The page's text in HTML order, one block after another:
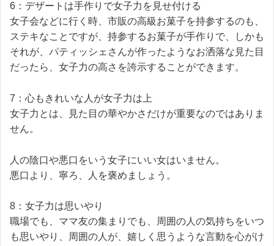
6：デザートは手作りで女子力を見せ付ける
女子会などに行く時、市販の高級お菓子を持参するのも、
ステキなことですが、持参するお菓子が手作りで、しかも
それが、パティッシェさんが作ったようなお洒落な見た目
だったら、女子力の高さを誇示することができます。
7：心もきれいな人が女子力は上
女子力とは、見た目の華やかさだけが重要なのではありま
せん。
人の陰口や悪口をいう女子にいい女はいません。
悪口より、寧ろ、人を褒めましょう。
8：女子力は思いやり
職場でも、ママ友の集まりでも、周囲の人の気持ちをいつ
も思いやり、周囲の人が、嬉しく思うような言動を心がけ